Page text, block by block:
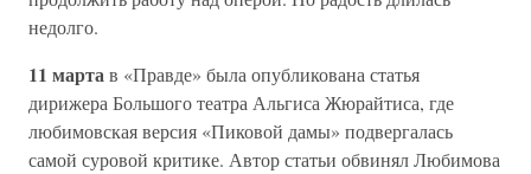
недолго.
11 мартав «Правде» была опубликована статья
дирижера Большого театра Альгиса Жюрайтиса, где
любимовская версия «Пиковой дамы» подвергалась
самой суровой критике. Автор статьи обвинял Любимова